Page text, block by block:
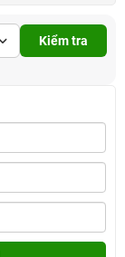
Kiểm tra